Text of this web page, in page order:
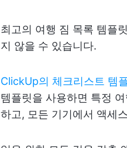
최고의 여행 짐 목록 템플
지 않을 수 있습니다.
ClickUp의 체크리스트 템
템플릿을 사용하면 특정
하고, 모든 기기에서 액세